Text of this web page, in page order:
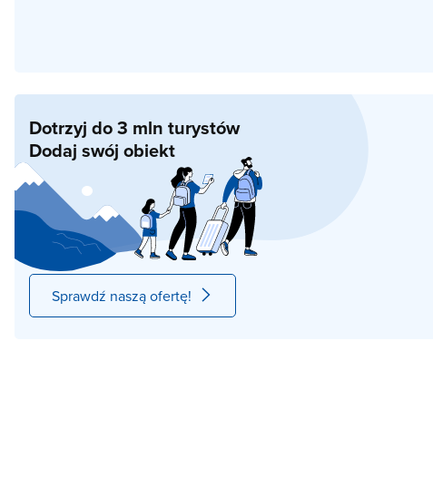
Dotrzyj do 3 mln turystów
Dodaj swój obiekt
Sprawdź naszą ofertę!